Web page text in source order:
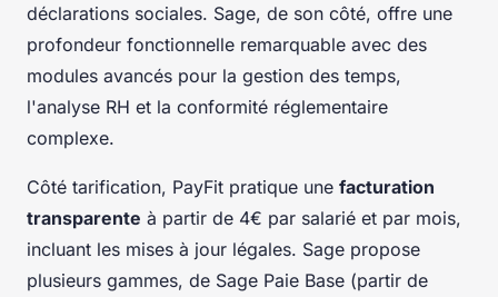
déclarations sociales. Sage, de son côté, offre une
profondeur fonctionnelle remarquable avec des
modules avancés pour la gestion des temps,
l'analyse RH et la conformité réglementaire
complexe.
Côté tarification, PayFit pratique une facturation
transparente à partir de 4€ par salarié et par mois,
incluant les mises à jour légales. Sage propose
plusieurs gammes, de Sage Paie Base (partir de